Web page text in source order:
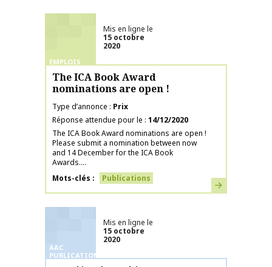
EMPLOIS
Mis en ligne le
15 octobre
2020
The ICA Book Award
nominations are open !
Type d’annonce
Prix
Réponse attendue pour le 14/12/2020
The ICA Book Award nominations are open !
Please submit a nomination between now
and 14 December for the ICA Book
Awards....
Mots-clés
Publications En savoir plus
AAC
PUBLICATIONS
Mis en ligne le
15 octobre
2020